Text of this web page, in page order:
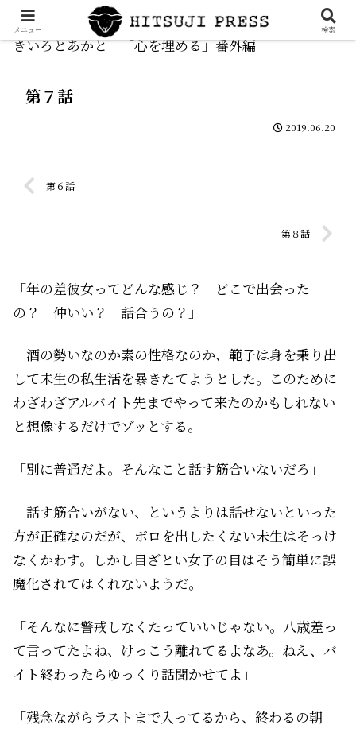
きいろとあかと｜「心を埋める」番外編
第７話
2019.06.20
第６話
第８話
「年の差彼女ってどんな感じ？ どこで出会った
の？ 仲いい？ 話合うの？」
酒の勢いなのか素の性格なのか、範子は身を乗り出
して未生の私生活を暴きたてようとした。このために
わざわざアルバイト先までやって来たのかもしれない
と想像するだけでゾッとする。
「別に普通だよ。そんなこと話す筋合いないだろ」
話す筋合いがない、というよりは話せないといった
方が正確なのだが、ボロを出したくない未生はそっけ
なくかわす。しかし目ざとい女子の目はそう簡単に誤
魔化されてはくれないようだ。
「そんなに警戒しなくたっていいじゃない。八歳差っ
て言ってたよね、けっこう離れてるよなあ。ねえ、バ
イト終わったらゆっくり話聞かせてよ」
「残念ながらラストまで入ってるから、終わるの朝」
メニュー 検索